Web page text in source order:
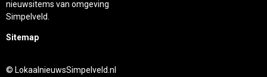
nieuwsitems van omgeving
Simpelveld.
Sitemap
© LokaalnieuwsSimpelveld.nl